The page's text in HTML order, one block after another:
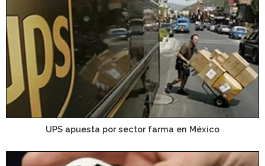
UPS apuesta por sector farma en México